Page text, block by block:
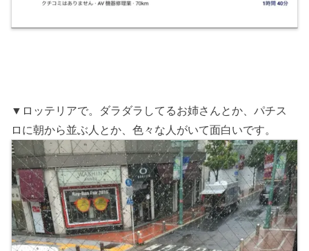
▼ロッテリアで。ダラダラしてるお姉さんとか、パチス
ロに朝から並ぶ人とか、色々な人がいて面白いです。